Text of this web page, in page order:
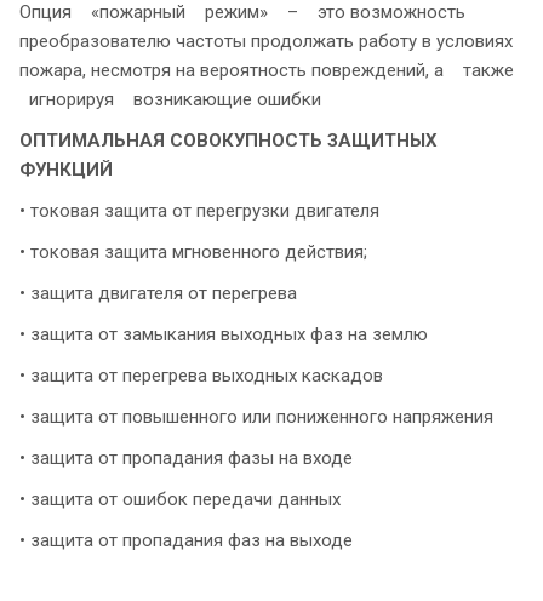
Опция «пожарный режим» – это возможность
преобразователю частоты продолжать работу в условиях
пожара, несмотря на вероятность повреждений, а также
игнорируя возникающие ошибки
ОПТИМАЛЬНАЯ СОВОКУПНОСТЬ ЗАЩИТНЫХ
ФУНКЦИЙ
• токовая защита от перегрузки двигателя
• токовая защита мгновенного действия;
• защита двигателя от перегрева
• защита от замыкания выходных фаз на землю
• защита от перегрева выходных каскадов
• защита от повышенного или пониженного напряжения
• защита от пропадания фазы на входе
• защита от ошибок передачи данных
• защита от пропадания фаз на выходе